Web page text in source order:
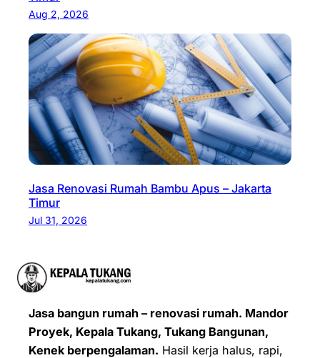
Aug 2, 2026
Jasa Renovasi Rumah Bambu Apus – Jakarta
Timur
Jul 31, 2026
Jasa bangun rumah – renovasi rumah. Mandor
Proyek, Kepala Tukang, Tukang Bangunan,
Kenek berpengalaman. Hasil kerja halus, rapi,